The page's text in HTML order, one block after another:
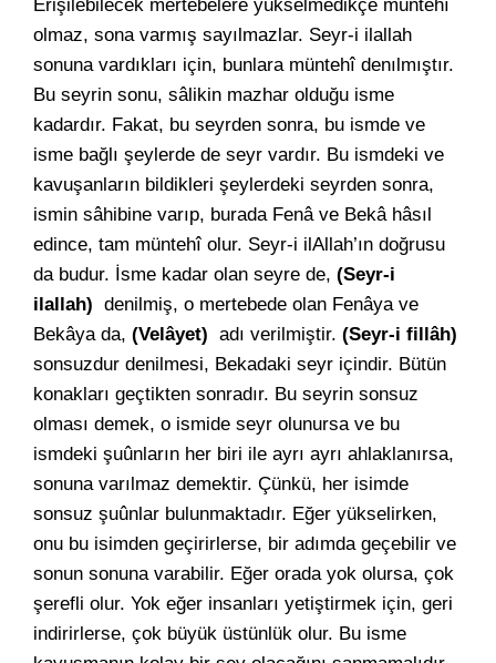
Erişilebilecek mertebelere yükselmedikçe müntehî
olmaz, sona varmış sayılmazlar. Seyr-i ilallah
sonuna vardıkları için, bunlara müntehî denılmıştır.
Bu seyrin sonu, sâlikin mazhar olduğu isme
kadardır. Fakat, bu seyrden sonra, bu ismde ve
isme bağlı şeylerde de seyr vardır. Bu ismdeki ve
kavuşanların bildikleri şeylerdeki seyrden sonra,
ismin sâhibine varıp, burada Fenâ ve Bekâ hâsıl
edince, tam müntehî olur. Seyr-i ilAllah’ın doğrusu
da budur. İsme kadar olan seyre de, (Seyr-i
ilallah) denilmiş, o mertebede olan Fenâya ve
Bekâya da, (Velâyet) adı verilmiştir. (Seyr-i fillâh)
sonsuzdur denilmesi, Bekadaki seyr içindir. Bütün
konakları geçtikten sonradır. Bu seyrin sonsuz
olması demek, o ismide seyr olunursa ve bu
ismdeki şuûnların her biri ile ayrı ayrı ahlaklanırsa,
sonuna varılmaz demektir. Çünkü, her isimde
sonsuz şuûnlar bulunmaktadır. Eğer yükselirken,
onu bu isimden geçirirlerse, bir adımda geçebilir ve
sonun sonuna varabilir. Eğer orada yok olursa, çok
şerefli olur. Yok eğer insanları yetiştirmek için, geri
indirirlerse, çok büyük üstünlük olur. Bu isme